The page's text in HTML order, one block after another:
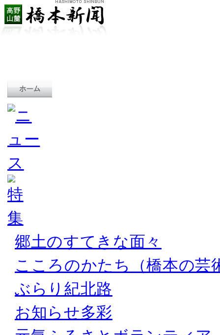
郷土のすてきな面々
こころのかたち（橋本の芸
ぶらり紀北路
お知らせ多彩